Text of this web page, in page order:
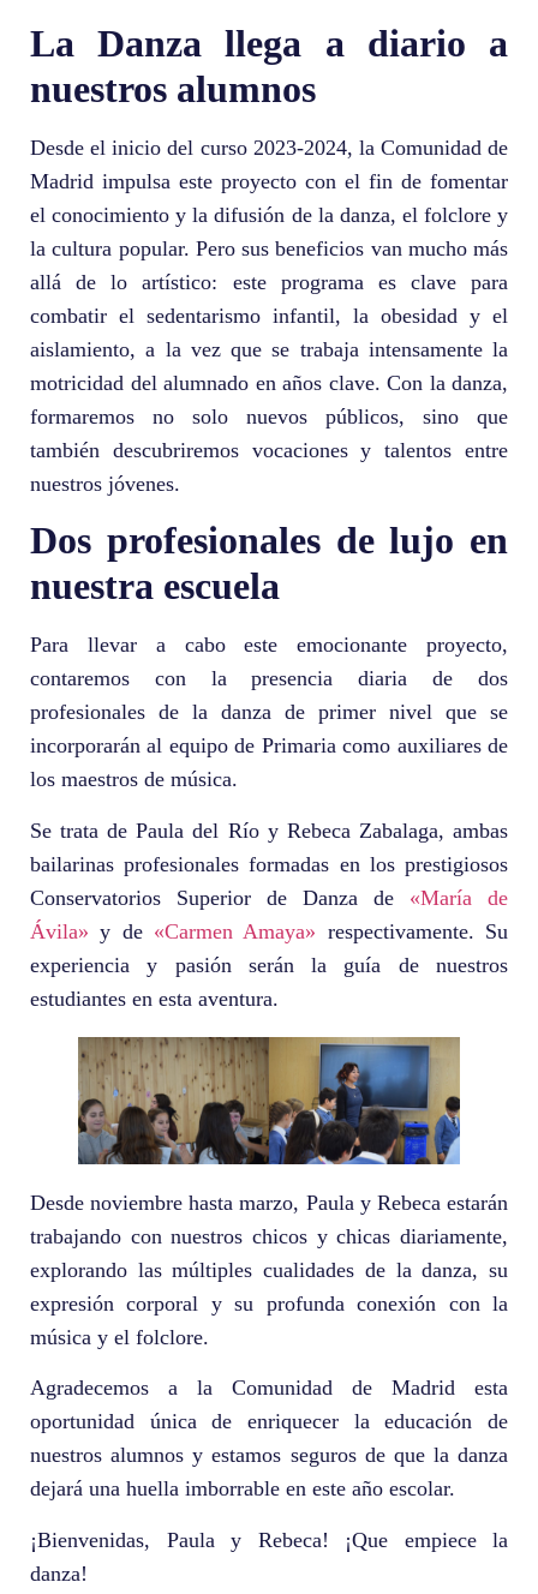
La Danza llega a diario a
nuestros alumnos
Desde el inicio del curso 2023-2024, la Comunidad de
Madrid impulsa este proyecto con el fin de fomentar
el conocimiento y la difusión de la danza, el folclore y
la cultura popular. Pero sus beneficios van mucho más
allá de lo artístico: este programa es clave para
combatir el sedentarismo infantil, la obesidad y el
aislamiento, a la vez que se trabaja intensamente la
motricidad del alumnado en años clave. Con la danza,
formaremos no solo nuevos públicos, sino que
también descubriremos vocaciones y talentos entre
nuestros jóvenes.
Dos profesionales de lujo en
nuestra escuela
Para llevar a cabo este emocionante proyecto,
contaremos con la presencia diaria de dos
profesionales de la danza de primer nivel que se
incorporarán al equipo de Primaria como auxiliares de
los maestros de música.
Se trata de Paula del Río y Rebeca Zabalaga, ambas
bailarinas profesionales formadas en los prestigiosos
Conservatorios Superior de Danza de «María de
Ávila» y de «Carmen Amaya» respectivamente. Su
experiencia y pasión serán la guía de nuestros
estudiantes en esta aventura.
Desde noviembre hasta marzo, Paula y Rebeca estarán
trabajando con nuestros chicos y chicas diariamente,
explorando las múltiples cualidades de la danza, su
expresión corporal y su profunda conexión con la
música y el folclore.
Agradecemos a la Comunidad de Madrid esta
oportunidad única de enriquecer la educación de
nuestros alumnos y estamos seguros de que la danza
dejará una huella imborrable en este año escolar.
¡Bienvenidas, Paula y Rebeca! ¡Que empiece la
danza!